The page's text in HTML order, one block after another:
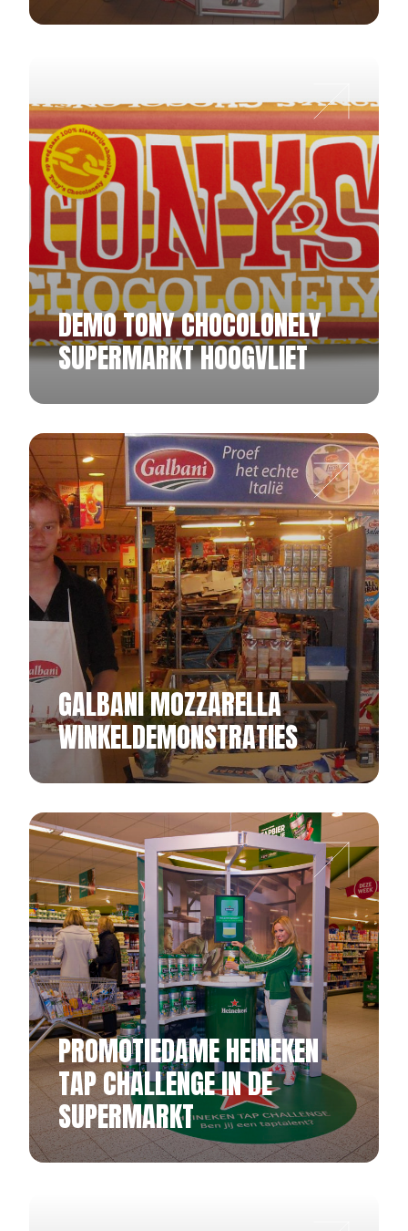
DEMO TONY CHOCOLONELY
SUPERMARKT HOOGVLIET
GALBANI MOZZARELLA
WINKELDEMONSTRATIES
PROMOTIEDAME HEINEKEN
TAP CHALLENGE IN DE
SUPERMARKT